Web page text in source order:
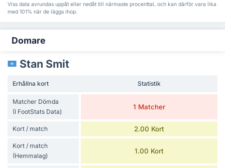
Viss data avrundas uppåt eller nedåt till närmaste procenttal, och kan därför vara lika
med 101% när de läggs ihop.
Domare
Stan Smit
Erhållna kort Statistik
Matcher Dömda
(I FootStats Data)
1 Matcher
Kort / match 2.00 Kort
Kort / match
(Hemmalag)
1.00 Kort